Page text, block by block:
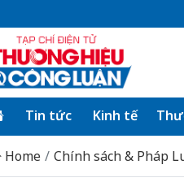
Tin tức Kinh tế
Home Chính sách & Pháp